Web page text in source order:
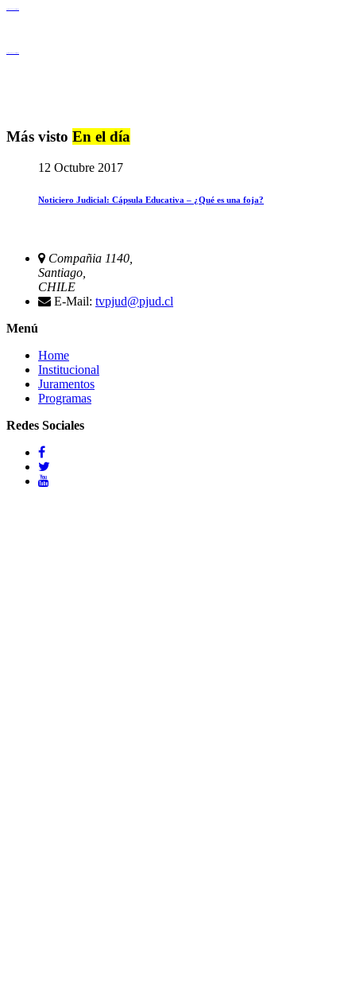
Más visto En el día
12 Octubre 2017
Noticiero Judicial: Cápsula Educativa – ¿Qué es una foja?
Compañia 1140,
Santiago,
CHILE
E-Mail: tvpjud@pjud.cl
Menú
Home
Institucional
Juramentos
Programas
Redes Sociales